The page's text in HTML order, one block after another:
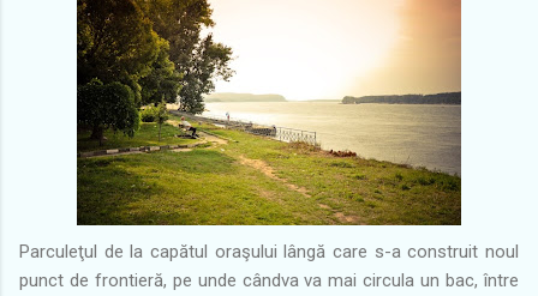
Parculeţul de la capătul oraşului lângă care s-a construit noul
punct de frontieră, pe unde cândva va mai circula un bac, între